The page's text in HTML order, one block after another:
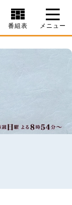
番組表 メニュー